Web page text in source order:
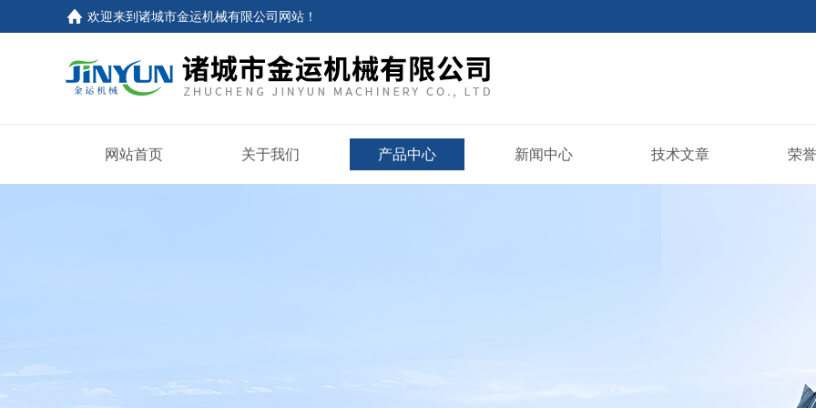
欢迎来到诸城市金运机械有限公司网站 ！
网站首页 关于我们 产品中心 新闻中心 技术文章 荣